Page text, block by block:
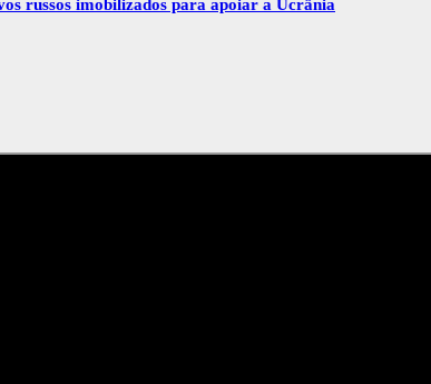
russos imobilizados para apoiar a Ucrânia